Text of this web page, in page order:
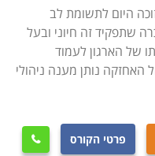
סיכון בטיחותי, עצים
על מנת למנוע סיכון
בתחום מעניין מאוד
לאנשים האוהבים
היום לתשומת לב
שתפקיד זה חיוני ובעל
של הארגון לעמוד
נותן מענה ניהולי
פרטי הקורס 